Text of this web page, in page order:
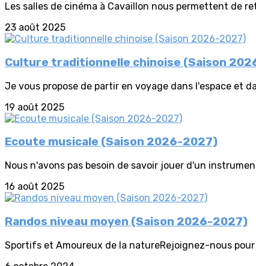
Les salles de cinéma à Cavaillon nous permettent de
23 août 2025
Culture traditionnelle chinoise (Saison
Je vous propose de partir en voyage dans l'espace et
19 août 2025
Ecoute musicale (Saison 2026-2027)
Nous n'avons pas besoin de savoir jouer d'un
16 août 2025
Randos niveau moyen (Saison 2026-2027)
Sportifs et Amoureux de la natureRejoignez-nous